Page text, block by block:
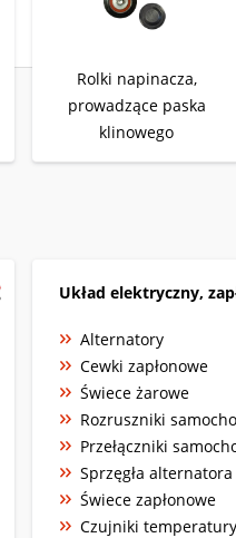
Rolki napinacza,
prowadzące paska
klinowego
Układ elektryczny,
Alternatory
Cewki zapłonowe
Świece żarowe
Rozruszniki
Przełączniki
Sprzęgła alternatora
Świece zapłonowe
Czujniki